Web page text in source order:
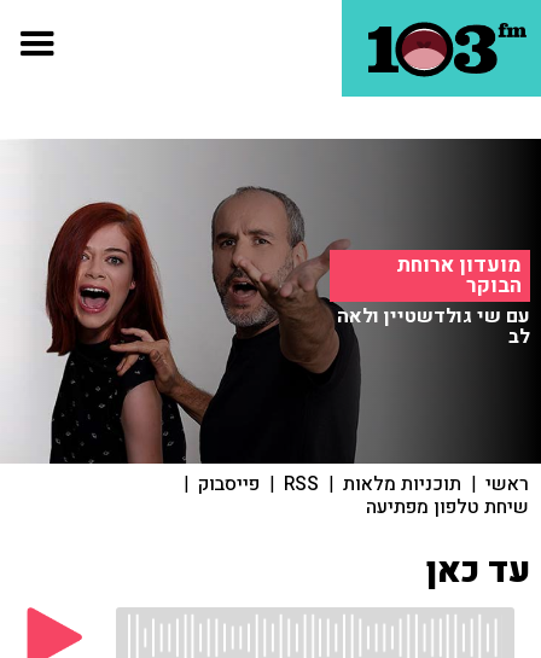
מועדון ארוחת
הבוקר
עם שי גולדשטיין ולאה
לב
ראשי | תוכניות מלאות |
RSS
| פייסבוק |
שיחת טלפון מפתיעה
עד כאן